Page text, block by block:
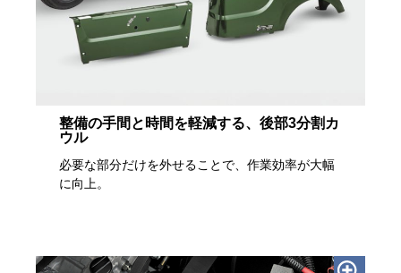
試乗・展示店を探す
整備の手間と時間を軽減する、後部3分割カ
ウル
必要な部分だけを外せることで、作業効率が大幅
に向上。